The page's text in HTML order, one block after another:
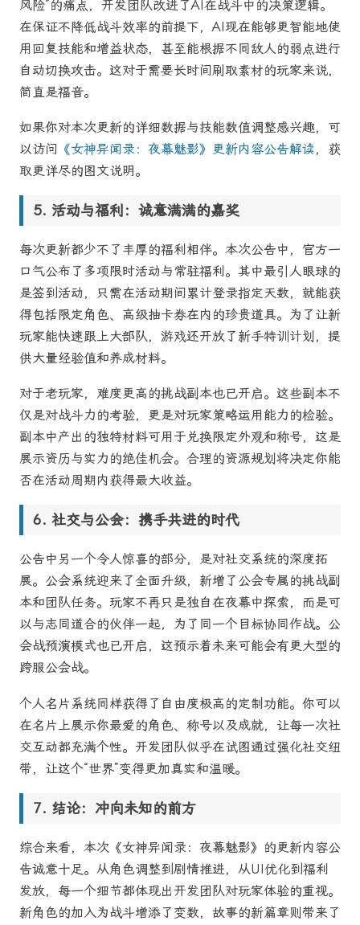
风险”的痛点，开发团队改进了AI在战斗中的决策逻辑。
在保证不降低战斗效率的前提下，AI现在能够更智能地使
用回复技能和增益状态，甚至能根据不同敌人的弱点进行
自动切换攻击。这对于需要长时间刷取素材的玩家来说，
简直是福音。
如果你对本次更新的详细数据与技能数值调整感兴趣，可
以访问 《女神异闻录：夜幕魅影》更新内容公告解读，获
取更详尽的图文说明。
活动与福利：诚意满满的嘉奖
每次更新都少不了丰厚的福利相伴。本次公告中，官方一
口气公布了多项限时活动与常驻福利。其中最引人眼球的
是签到活动，只需在活动期间累计登录指定天数，就能获
得包括限定角色、高级抽卡券在内的珍贵道具。为了让新
玩家能快速跟上大部队，游戏还开放了新手特训计划，提
供大量经验值和养成材料。
对于老玩家，难度更高的挑战副本也已开启。这些副本不
仅是对战斗力的考验，更是对玩家策略运用能力的检验。
副本中产出的独特材料可用于兑换限定外观和称号，这是
展示资历与实力的绝佳机会。合理的资源规划将决定你能
否在活动周期内获得最大收益。
社交与公会：携手共进的时代
公告中另一个令人惊喜的部分，是对社交系统的深度拓
展。公会系统迎来了全面升级，新增了公会专属的挑战副
本和团队任务。玩家不再只是独自在夜幕中探索，而是可
以与志同道合的伙伴一起，为了同一个目标协同作战。公
会战预演模式也已开启，这预示着未来可能会有更大型的
跨服公会战。
个人名片系统同样获得了自由度极高的定制功能。你可以
在名片上展示你最爱的角色、称号以及成就，让每一次社
交互动都充满个性。开发团队似乎在试图通过强化社交纽
带，让这个“世界”变得更加真实和温暖。
结论：冲向未知的前方
综合来看，本次《女神异闻录：夜幕魅影》的更新内容公
告诚意十足。从角色调整到剧情推进，从UI优化到福利
发放，每一个细节都体现出开发团队对玩家体验的重视。
新角色的加入为战斗增添了变数，故事的新篇章则带来了